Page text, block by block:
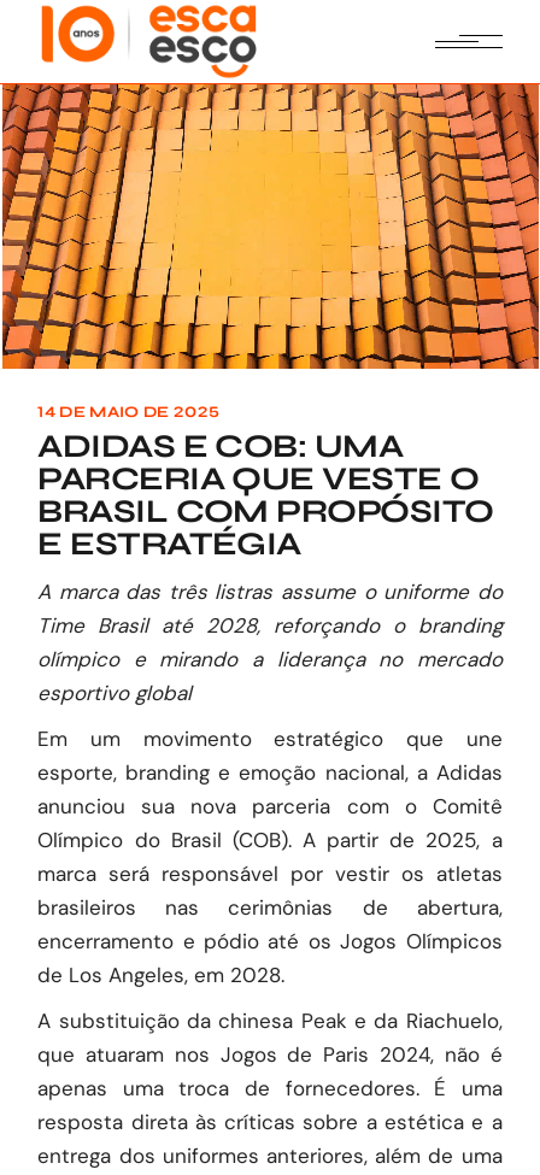
content
14 DE MAIO DE 2025
ADIDAS E COB: UMA
PARCERIA QUE VESTE O
BRASIL COM PROPÓSITO
E ESTRATÉGIA
A marca das três listras assume o uniforme do
Time Brasil até 2028, reforçando o branding
olímpico e mirando a liderança no mercado
esportivo global
Em um movimento estratégico que une
esporte, branding e emoção nacional, a Adidas
anunciou sua nova parceria com o Comitê
Olímpico do Brasil (COB). A partir de 2025, a
marca será responsável por vestir os atletas
brasileiros nas cerimônias de abertura,
encerramento e pódio até os Jogos Olímpicos
de Los Angeles, em 2028.
A substituição da chinesa Peak e da Riachuelo,
que atuaram nos Jogos de Paris 2024, não é
apenas uma troca de fornecedores. É uma
resposta direta às críticas sobre a estética e a
entrega dos uniformes anteriores, além de uma